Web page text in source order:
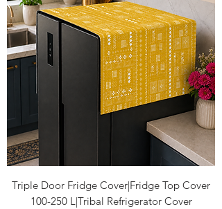
Triple Door Fridge Cover|Fridge Top Cover
100-250 L|Tribal Refrigerator Cover